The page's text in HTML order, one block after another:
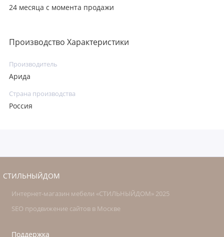
24 месяца с момента продажи
Производство Характеристики
Производитель
Арида
Страна производства
Россия
СТИЛЬНЫЙДОМ
Интернет-магазин мебели «СТИЛЬНЫЙДОМ» 2025
SEO продвижение сайтов в Москве
Поддержка